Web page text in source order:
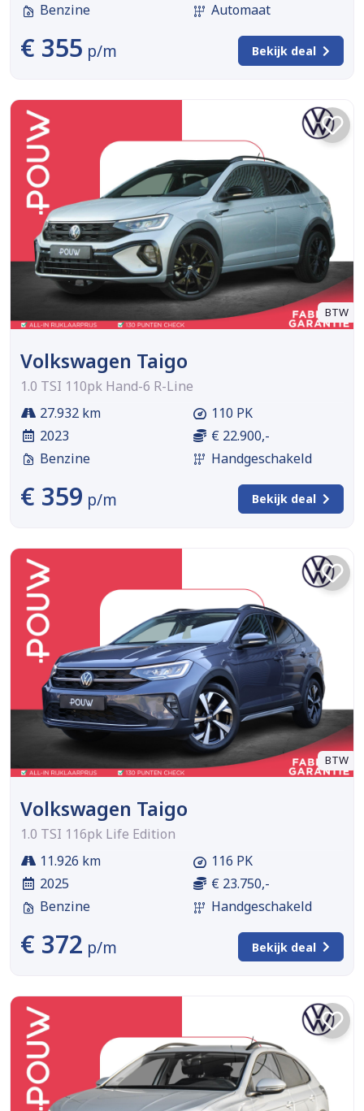
Benzine
Automaat
€ 355 p/m Bekijk deal
BTW
Volkswagen Taigo
1.0 TSI 110pk Hand-6 R-Line
27.932 km
2023
Benzine
110 PK
€ 22.900,-
Handgeschakeld
€ 359 p/m Bekijk deal
BTW
Volkswagen Taigo
1.0 TSI 116pk Life Edition
11.926 km
2025
Benzine
116 PK
€ 23.750,-
Handgeschakeld
€ 372 p/m Bekijk deal